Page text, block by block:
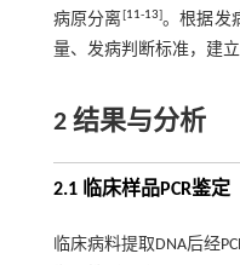
病原分离 [11-13]。根据发
量、发病判断标准，建立
2 结果与分析
2.1 临床样品PCR鉴定
临床病料提取DNA后经